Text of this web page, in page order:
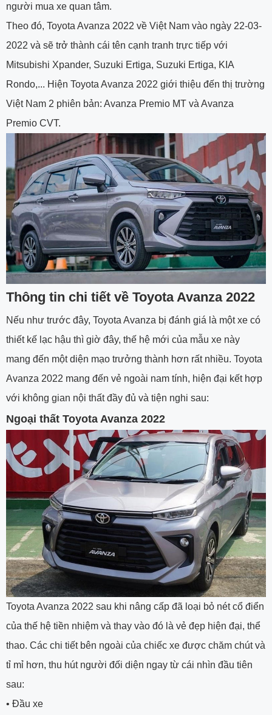
người mua xe quan tâm.
Theo đó, Toyota Avanza 2022 về Việt Nam vào ngày 22-03-
2022 và sẽ trở thành cái tên cạnh tranh trực tiếp với
Mitsubishi Xpander, Suzuki Ertiga, Suzuki Ertiga, KIA
Rondo,... Hiện Toyota Avanza 2022 giới thiệu đến thị trường
Việt Nam 2 phiên bản: Avanza Premio MT và Avanza
Premio CVT.
Thông tin chi tiết về Toyota Avanza 2022
Nếu như trước đây, Toyota Avanza bị đánh giá là một xe có
thiết kế lạc hậu thì giờ đây, thế hệ mới của mẫu xe này
mang đến một diện mạo trưởng thành hơn rất nhiều. Toyota
Avanza 2022 mang đến vẻ ngoài nam tính, hiện đại kết hợp
với không gian nội thất đầy đủ và tiện nghi sau:
Ngoại thất Toyota Avanza 2022
Toyota Avanza 2022 sau khi nâng cấp đã loại bỏ nét cổ điển
của thế hệ tiền nhiệm và thay vào đó là vẻ đẹp hiện đại, thể
thao. Các chi tiết bên ngoài của chiếc xe được chăm chút và
tỉ mỉ hơn, thu hút người đối diện ngay từ cái nhìn đầu tiên
sau:
• Đầu xe